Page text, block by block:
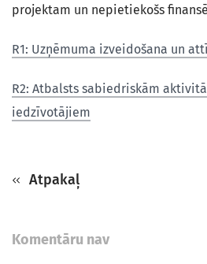
projektam un nepietiekošs
R1: Uzņēmuma izveidošana un
R2: Atbalsts sabiedriskām
iedzīvotājiem
Atpakaļ
Komentāru nav